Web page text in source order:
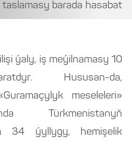
barada hasabat
ýaly, iş meýilnamasy 10
Hususan-da,
meseleleri»
Türkmenistanyň
34 ýyllygy, hemişelik